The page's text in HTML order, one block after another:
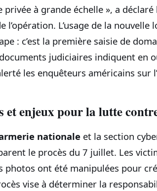
privée à grande échelle », a
l’opération. L’usage de la
: c’est la première saisie de
judiciaires indiquent en
les enquêteurs américains sur
et enjeux pour la lutte
nationale et la section
le procès du 7 juillet. Les
photos ont été manipulées pour
vise à déterminer la